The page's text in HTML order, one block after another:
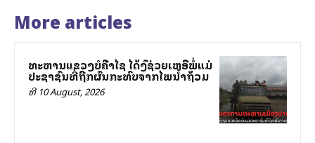
More articles
ທະຫານແຂວງບໍລີຄຳໄຊ ໄດ້ລົງຊ່ວຍເຫລືອພໍ່ແມ່
ປະຊາຊົນທີ່ຖືກຜົນກະທົບຈາກໄພນ້ຳຖ້ວມ
ທີ 10 August, 2026